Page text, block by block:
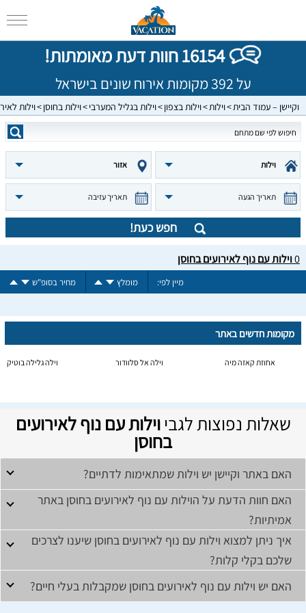
16154 חוות דעת מאומתות!
על 392 מקומות אירוח שונים בישראל
וקיישן – עמוד הבית וילות וילות בצפון וילות בגליל המערבי וילות בחוסן וילות
וילות אזור
תאריך הגעה תאריך עזיבה
חפש כעת!
0וילות עם נוף לאירועים בחוסן
מיין לפי: מומלץ מחיר בסופ"ש
מקומות חדשים באתר
אחוזת קאזה מיה וילה אל סלוודור וילה גלילה בוטיק
שאלות נפוצות לגביוילות עם נוף לאירועים
בחוסן
האם באתר וקיישן יש וילות שמתאימות לדתיים?
האם חוות הדעת על הוילות עם נוף לאירועים בחוסן באתר
אמיתיות?
איך ניתן למצוא וילות עם נוף לאירועים בחוסן שיענו לצרכים
שלכם בקלי קלות?
האם יש וילות עם נוף לאירועים בחוסן שמקבלות בעלי חיים?